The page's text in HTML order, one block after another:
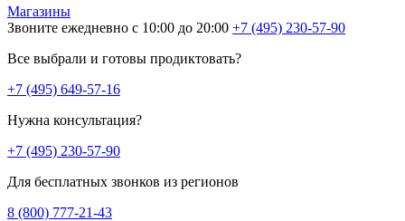
Магазины
Звоните ежедневно с 10:00 до 20:00 +7 (495) 230-57-90
Все выбрали и готовы продиктовать?
+7 (495) 649-57-16
Нужна консультация?
+7 (495) 230-57-90
Для бесплатных звонков из регионов
8 (800) 777-21-43